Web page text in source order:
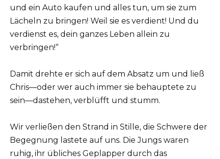
und ein Auto kaufen und alles tun, um sie zum
Lächeln zu bringen! Weil sie es verdient! Und du
verdienst es, dein ganzes Leben allein zu
verbringen!“
Damit drehte er sich auf dem Absatz um und ließ
Chris—oder wer auch immer sie behauptete zu
sein—dastehen, verblüfft und stumm.
Wir verließen den Strand in Stille, die Schwere der
Begegnung lastete auf uns. Die Jungs waren
ruhig, ihr übliches Geplapper durch das